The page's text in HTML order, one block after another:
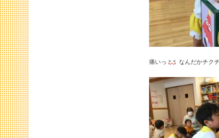
痛いっ なんだかチク